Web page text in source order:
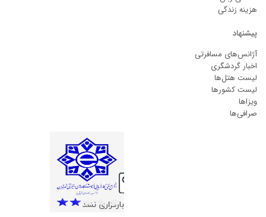
هزینه زندگی
پیشنهاد
آژانس‌های مسافرتی
اخبار گردشگری
لیست هتل‌ها
لیست کشورها
ویزاها
صرافی‌ها